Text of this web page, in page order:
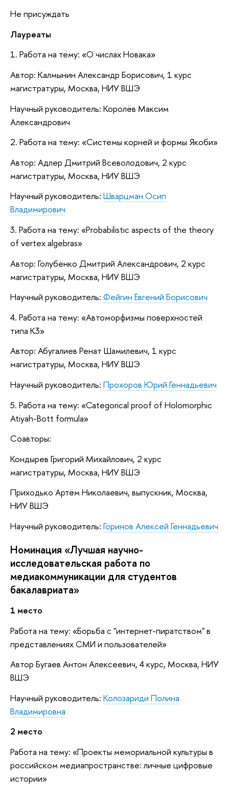
Не присуждать
Лауреаты
1. Работа на тему: «О числах Новака»
Автор: Калмынин Александр Борисович, 1 курс
магистратуры, Москва, НИУ ВШЭ
Научный руководитель: Королёв Максим
Александрович
2. Работа на тему: «Системы корней и формы Якоби»
Автор: Адлер Дмитрий Всеволодович, 2 курс
магистратуры, Москва, НИУ ВШЭ
Научный руководитель: Шварцман Осип
Владимирович
3. Работа на тему: «Probabilistic aspects of the theory
of vertex algebras»
Автор: Голубенко Дмитрий Александрович, 2 курс
магистратуры, Москва, НИУ ВШЭ
Научный руководитель: Фейгин Евгений Борисович
4. Работа на тему: «Автоморфизмы поверхностей
типа К3»
Автор: Абугалиев Ренат Шамилевич, 1 курс
магистратуры, Москва, НИУ ВШЭ
Научный руководитель: Прохоров Юрий Геннадьевич
5. Работа на тему: «Categorical proof of Holomorphic
Atiyah-Bott formula»
Соавторы:
Кондырев Григорий Михайлович, 2 курс
магистратуры, Москва, НИУ ВШЭ
Приходько Артём Николаевич, выпускник, Москва,
НИУ ВШЭ
Научный руководитель: Горинов Алексей Геннадьевич
Номинация «Лучшая научно-
исследовательская работа по
медиакоммуникации для студентов
бакалавриата»
1 место
Работа на тему: «Борьба с "интернет-пиратством" в
представлениях СМИ и пользователей»
Автор Бугаев Антон Алексеевич, 4 курс, Москва, НИУ
ВШЭ
Научный руководитель: Колозариди Полина
Владимировна
2 место
Работа на тему: «Проекты мемориальной культуры в
российском медиапространстве: личные цифровые
истории»